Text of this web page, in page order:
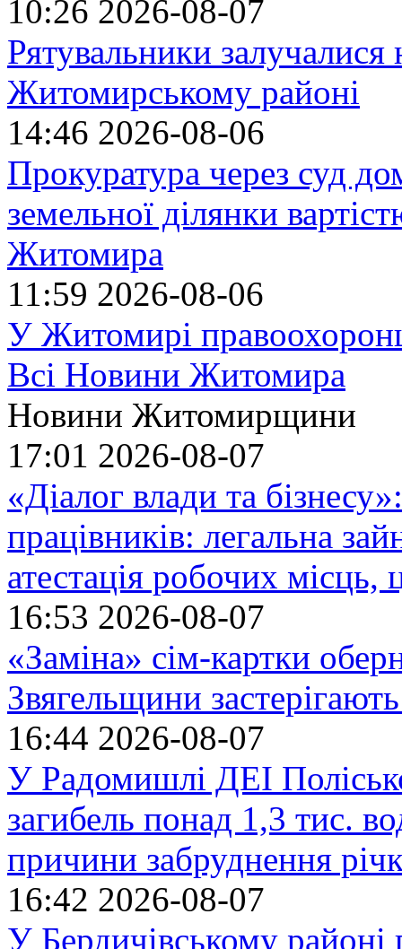
10:26 2026-08-07
Рятувальники
Житомирському районі
14:46 2026-08-06
Прокуратура через суд
земельної ділянки
Житомира
11:59 2026-08-06
У Житомирі
Всі Новини Житомира
Новини Житомирщини
17:01 2026-08-07
«Діалог влади та
працівників: легальна
атестація робочих місць,
16:53 2026-08-07
«Заміна» сім-картки
Звягельщини
16:44 2026-08-07
У Радомишлі ДЕІ
загибель понад 1,3 тис.
причини забруднення
16:42 2026-08-07
У Бердичівському районі